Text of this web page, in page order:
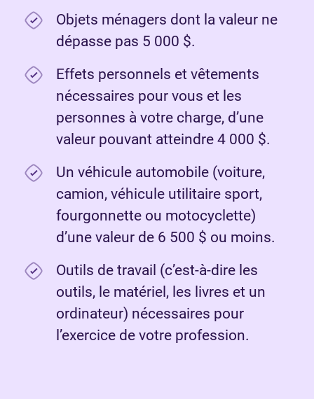
Objets ménagers dont la valeur ne
dépasse pas 5 000 $.
Effets personnels et vêtements
nécessaires pour vous et les
personnes à votre charge, d’une
valeur pouvant atteindre 4 000 $.
Un véhicule automobile (voiture,
camion, véhicule utilitaire sport,
fourgonnette ou motocyclette)
d’une valeur de 6 500 $ ou moins.
Outils de travail (c’est-à-dire les
outils, le matériel, les livres et un
ordinateur) nécessaires pour
l’exercice de votre profession.